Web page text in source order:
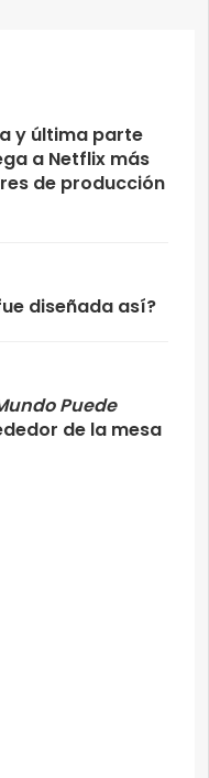
y última parte
a Netflix más
de producción
diseñada así?
Puede
de la mesa